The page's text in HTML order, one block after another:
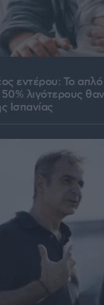
εντέρου: Το
λιγότερους
Ισπανίας